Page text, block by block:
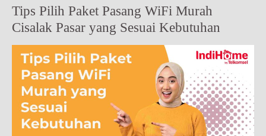
Tips Pilih Paket Pasang WiFi Murah
Cisalak Pasar yang Sesuai Kebutuhan